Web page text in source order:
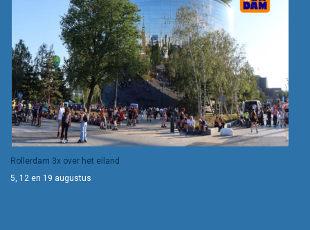
Rollerdam 3x over het eiland
5, 12 en 19 augustus